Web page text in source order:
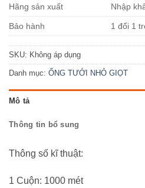
Hãng sản xuất Nhập
Bảo hành 1 đổi 1
SKU: Không áp dụng
Danh mục: ỐNG TƯỚI NHỎ GIỌT
Mô tả
Thông tin bổ sung
Thông số kĩ thuật:
1 Cuộn: 1000 mét